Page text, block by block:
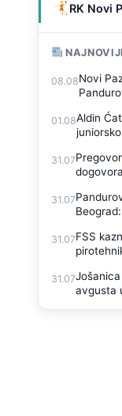
RK Novi
08.08Novi
01.08Aldin
31.07
dogovora
31.07
31.07FSS
31.07
avgusta